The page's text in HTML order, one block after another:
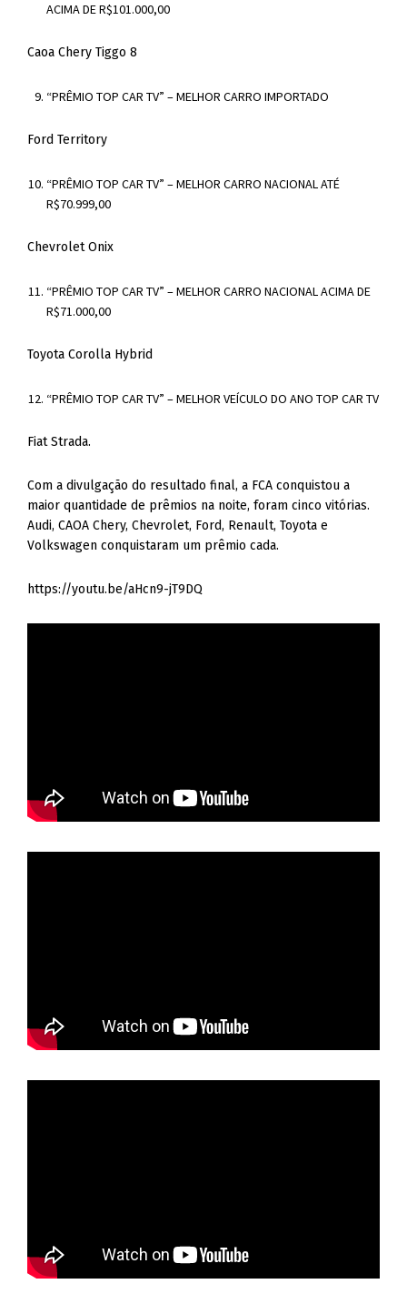
ACIMA DE R$101.000,00
Caoa Chery Tiggo 8
“PRÊMIO TOP CAR TV” – MELHOR CARRO IMPORTADO
Ford Territory
“PRÊMIO TOP CAR TV” – MELHOR CARRO NACIONAL ATÉ
R$70.999,00
Chevrolet Onix
“PRÊMIO TOP CAR TV” – MELHOR CARRO NACIONAL ACIMA DE
R$71.000,00
Toyota Corolla Hybrid
“PRÊMIO TOP CAR TV” – MELHOR VEÍCULO DO ANO TOP CAR TV
Fiat Strada.
Com a divulgação do resultado final, a FCA conquistou a
maior quantidade de prêmios na noite, foram cinco vitórias.
Audi, CAOA Chery, Chevrolet, Ford, Renault, Toyota e
Volkswagen conquistaram um prêmio cada.
https://youtu.be/aHcn9-jT9DQ